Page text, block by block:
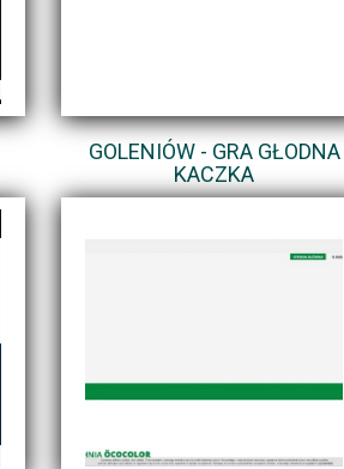
GOLENIÓW - GRA GŁODNA
KACZKA